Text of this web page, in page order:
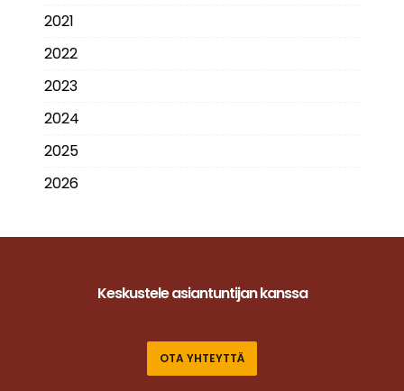
2021
2022
2023
2024
2025
2026
Keskustele asiantuntijan kanssa
OTA YHTEYTTÄ